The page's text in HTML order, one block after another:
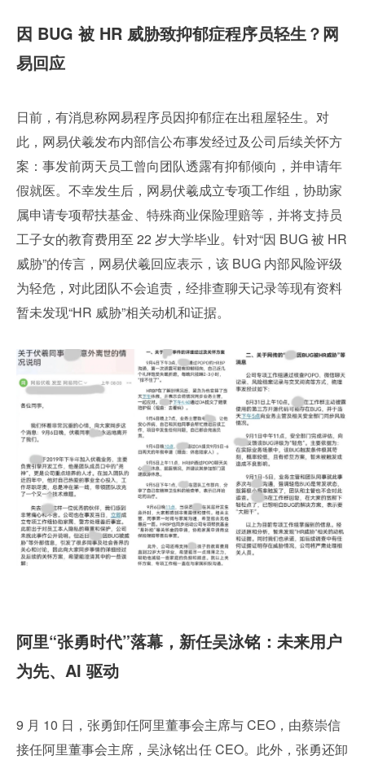
因 BUG 被 HR 威胁致抑郁症程序员轻生？网
易回应
日前，有消息称网易程序员因抑郁症在出租屋轻生。对
此，网易伏羲发布内部信公布事发经过及公司后续关怀方
案：事发前两天员工曾向团队透露有抑郁倾向，并申请年
假就医。不幸发生后，网易伏羲成立专项工作组，协助家
属申请专项帮扶基金、特殊商业保险理赔等，并将支持员
工子女的教育费用至 22 岁大学毕业。针对“因 BUG 被 HR
威胁”的传言，网易伏羲回应表示，该 BUG 内部风险评级
为轻危，对此团队不会追责，经排查聊天记录等现有资料
暂未发现“HR 威胁”相关动机和证据。
阿里“张勇时代”落幕，新任吴泳铭：未来用户
为先、AI 驱动
9 月 10 日，张勇卸任阿里董事会主席与 CEO，由蔡崇信
接任阿里董事会主席，吴泳铭出任 CEO。此外，张勇还卸